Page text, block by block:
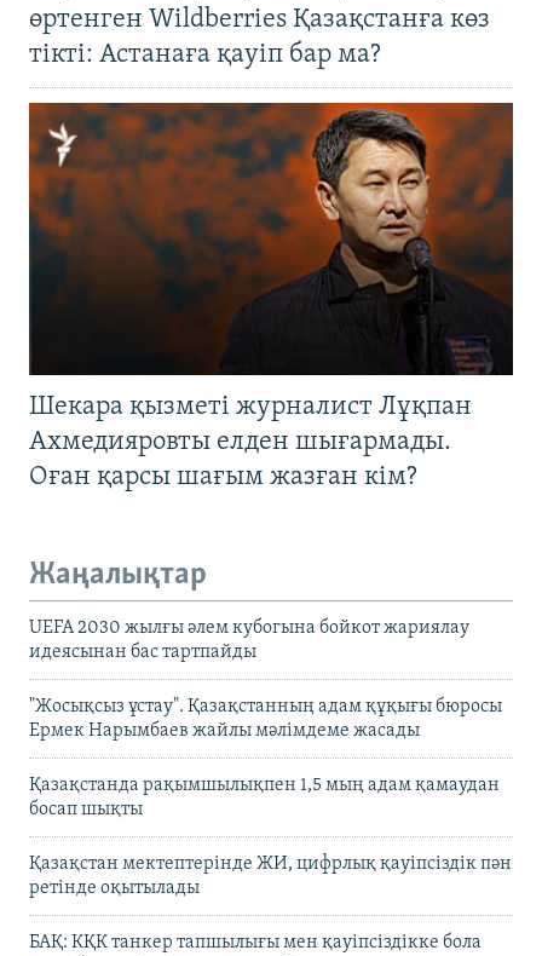
өртенген Wildberries Қазақстанға көз
тікті: Астанаға қауіп бар ма?
Шекара қызметі журналист Лұқпан
Ахмедияровты елден шығармады.
Оған қарсы шағым жазған кім?
Жаңалықтар
UEFA 2030 жылғы әлем кубогына бойкот жариялау
идеясынан бас тартпайды
"Жосықсыз ұстау". Қазақстанның адам құқығы бюросы
Ермек Нарымбаев жайлы мәлімдеме жасады
Қазақстанда рақымшылықпен 1,5 мың адам қамаудан
босап шықты
Қазақстан мектептерінде ЖИ, цифрлық қауіпсіздік пән
ретінде оқытылады
БАҚ: КҚК танкер тапшылығы мен қауіпсіздікке бола